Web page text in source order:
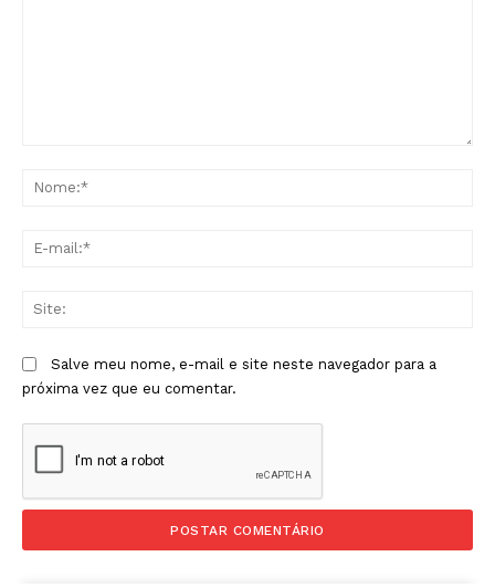
Salve meu nome, e-mail e site neste navegador para a
próxima vez que eu comentar.